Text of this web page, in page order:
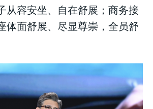
从容安坐、自在舒展；商务接
体面舒展、尽显尊崇，全员舒